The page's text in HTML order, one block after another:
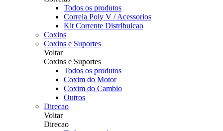
Todos os produtos
Correia Poly V / Acessorios
Kit Corrente Distribuicao
Coxins
Coxins e Suportes
Voltar
Coxins e Suportes
Todos os produtos
Coxim do Motor
Coxim do Cambio
Outros
Direcao
Voltar
Direcao